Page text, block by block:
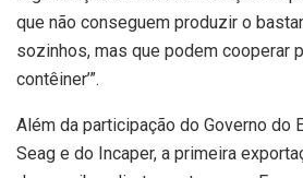
que não conseguem produzir o
sozinhos, mas que podem cooperar
contêiner’”.
Além da participação do Governo do
Seag e do Incaper, a primeira